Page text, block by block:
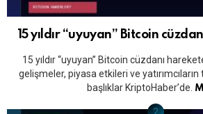
15 yıldır “uyuyan” Bitcoin
15 yıldır “uyuyan” Bitcoin cüzdanı
gelişmeler, piyasa etkileri ve
başlıklar KriptoHaber’de.